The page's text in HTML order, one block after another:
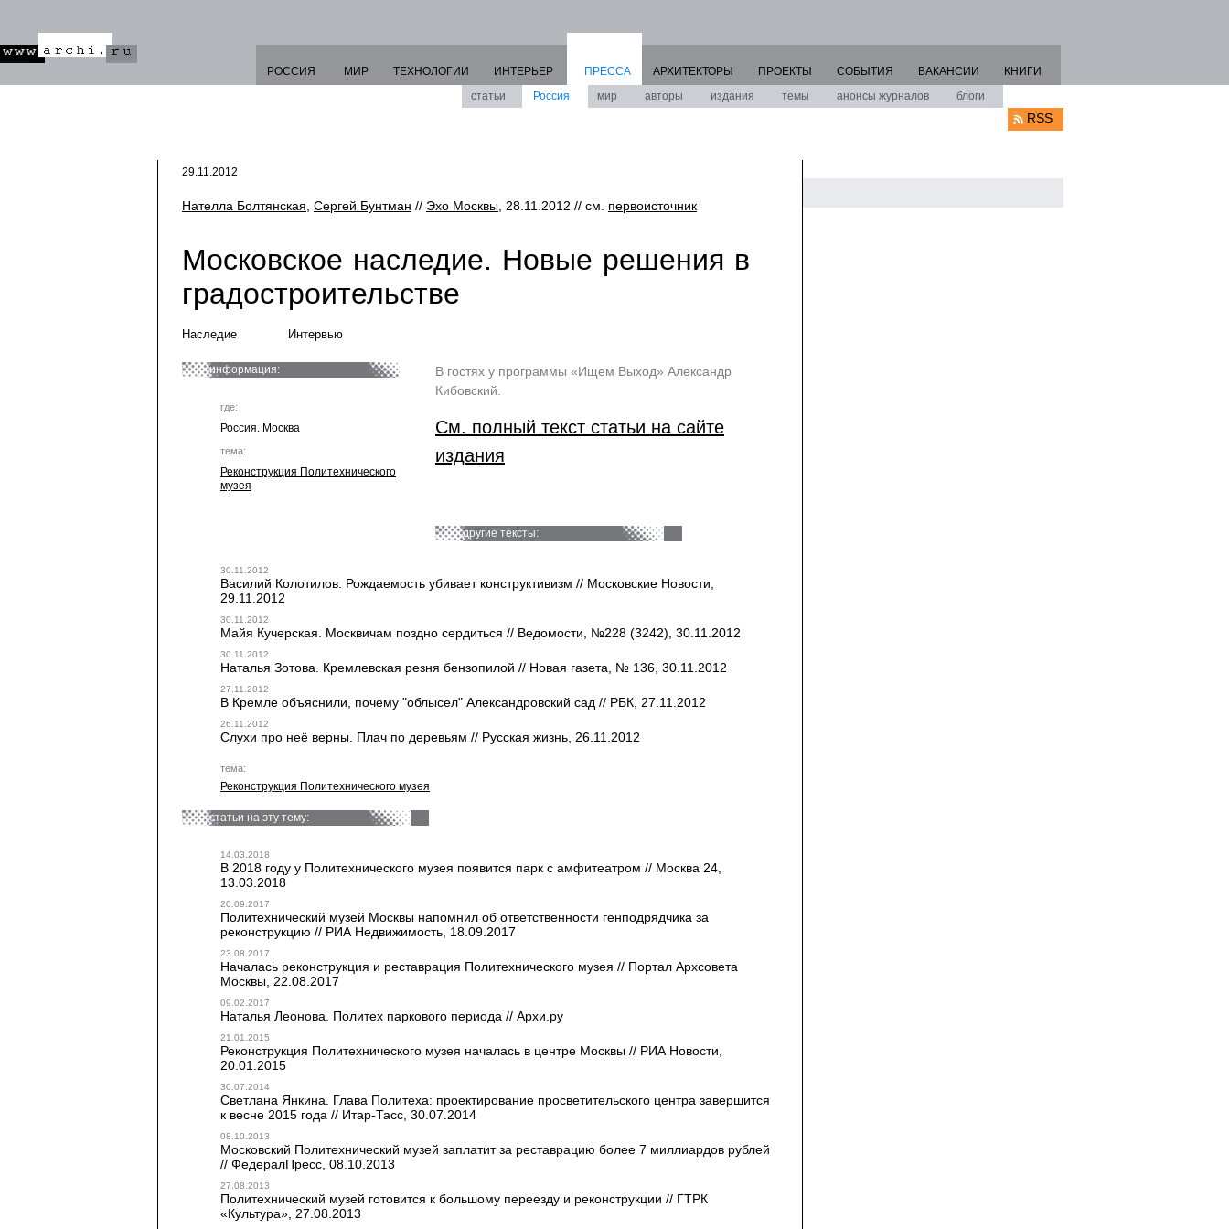
РОССИЯ МИР ТЕХНОЛОГИИ ИНТЕРЬЕР
ПРЕССА
статьи
Россия мир авторы издания темы анонсы журналов блоги
АРХИТЕКТОРЫ ПРОЕКТЫ СОБЫТИЯ ВАКАНСИИ КНИГИ
RSS
29.11.2012
Нателла Болтянская Сергей Бунтман // Эхо Москвы , 28.11.2012 // см. первоисточник
Московское наследие. Новые решения в
градостроительстве
Наследие Интервью
информация:
где:
Россия. Москва
тема:
Реконструкция Политехнического
музея
В гостях у программы «Ищем Выход» Александр
Кибовский.
См. полный текст статьи на сайте
издания
другие тексты:
30.11.2012
Василий Колотилов. Рождаемость убивает конструктивизм // Московские Новости,
29.11.2012
30.11.2012
Майя Кучерская. Москвичам поздно сердиться // Ведомости, №228 (3242), 30.11.2012
30.11.2012
Наталья Зотова. Кремлевская резня бензопилой // Новая газета, № 136, 30.11.2012
27.11.2012
В Кремле объяснили, почему "облысел" Александровский сад // РБК, 27.11.2012
26.11.2012
Слухи про неё верны. Плач по деревьям // Русская жизнь, 26.11.2012
тема:
Реконструкция Политехнического музея
статьи на эту тему:
14.03.2018
В 2018 году у Политехнического музея появится парк с амфитеатром // Москва 24,
13.03.2018
20.09.2017
Политехнический музей Москвы напомнил об ответственности генподрядчика за
реконструкцию // РИА Недвижимость, 18.09.2017
23.08.2017
Началась реконструкция и реставрация Политехнического музея // Портал Архсовета
Москвы, 22.08.2017
09.02.2017
Наталья Леонова. Политех паркового периода // Архи.ру
21.01.2015
Реконструкция Политехнического музея началась в центре Москвы // РИА Новости,
20.01.2015
30.07.2014
Светлана Янкина. Глава Политеха: проектирование просветительского центра завершится
к весне 2015 года // Итар-Тасс, 30.07.2014
08.10.2013
Московский Политехнический музей заплатит за реставрацию более 7 миллиардов рублей
// ФедералПресс, 08.10.2013
27.08.2013
Политехнический музей готовится к большому переезду и реконструкции // ГТРК
«Культура», 27.08.2013